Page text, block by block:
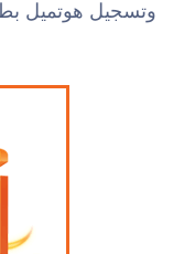
وتسجيل هوتميل